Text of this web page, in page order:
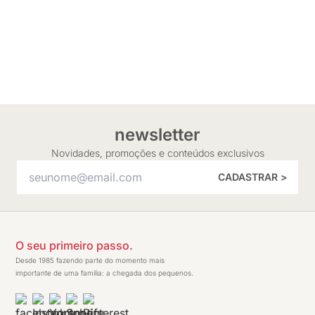
newsletter
Novidades, promoções e conteúdos exclusivos
CADASTRAR >
O seu primeiro passo.
Desde 1985 fazendo parte do momento mais
importante de uma família: a chegada dos pequenos.